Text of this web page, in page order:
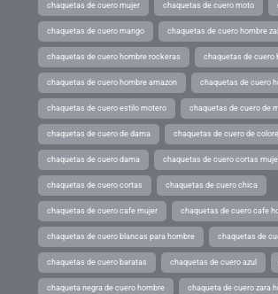
chaquetas de cuero mujer chaquetas de cuero moto
chaquetas de cuero mango chaquetas de cuero hombre
chaquetas de cuero hombre rockeras chaquetas de cuero
chaquetas de cuero hombre amazon chaquetas de cuero
chaquetas de cuero estilo motero chaquetas de cuero de
chaquetas de cuero de dama chaquetas de cuero de
chaquetas de cuero dama chaquetas de cuero cortas
chaquetas de cuero cortas chaquetas de cuero chica
chaquetas de cuero cafe mujer chaquetas de cuero cafe
chaquetas de cuero blancas para hombre chaquetas de
chaquetas de cuero baratas chaquetas de cuero azul
chaqueta negra de cuero hombre chaqueta de cuero zara